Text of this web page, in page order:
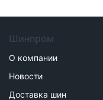
Шинпром
О компании
Новости
Доставка шин